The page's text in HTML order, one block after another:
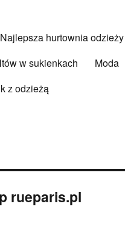
Najlepsza hurtownia
w sukienkach
Moda
z odzieżą
rueparis.pl